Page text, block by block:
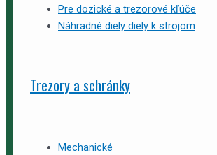
Pre dozické a trezorové kľúče
Náhradné diely diely k strojom
Trezory a schránky
Mechanické